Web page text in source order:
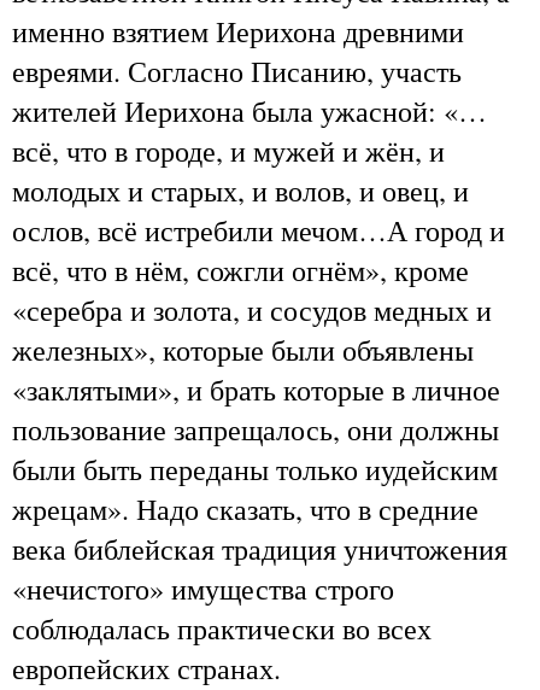
именно взятием Иерихона древними
евреями. Согласно Писанию, участь
жителей Иерихона была ужасной: «…
всё, что в городе, и мужей и жён, и
молодых и старых, и волов, и овец, и
ослов, всё истребили мечом…А город и
всё, что в нём, сожгли огнём», кроме
«серебра и золота, и сосудов медных и
железных», которые были объявлены
«заклятыми», и брать которые в личное
пользование запрещалось, они должны
были быть переданы только иудейским
жрецам». Надо сказать, что в средние
века библейская традиция уничтожения
«нечистого» имущества строго
соблюдалась практически во всех
европейских странах.